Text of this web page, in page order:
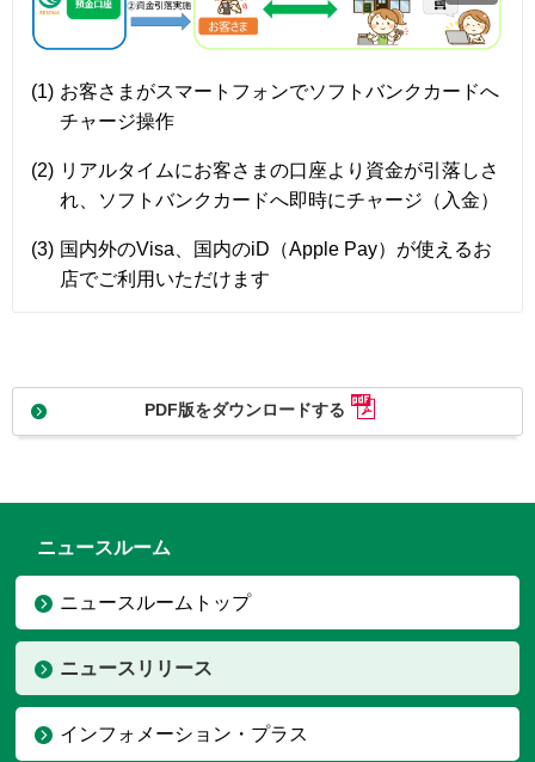
(1) お客さまがスマートフォンでソフトバンクカードへ
チャージ操作
(2) リアルタイムにお客さまの口座より資金が引落しさ
れ、ソフトバンクカードへ即時にチャージ（入金）
(3) 国内外のVisa、国内のiD（Apple Pay）が使えるお
店でご利用いただけます
PDF版をダウンロードする
ニュースルーム
ニュースルームトップ
ニュースリリース
インフォメーション・プラス